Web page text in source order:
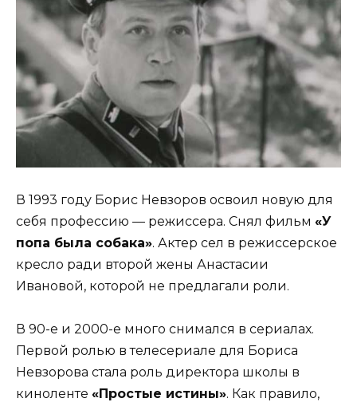
В 1993 году Борис Невзоров освоил новую для
себя профессию — режиссера. Снял фильм «У
попа была собака». Актер сел в режиссерское
кресло ради второй жены Анастасии
Ивановой, которой не предлагали роли.
В 90-е и 2000-е много снимался в сериалах.
Первой ролью в телесериале для Бориса
Невзорова стала роль директора школы в
киноленте «Простые истины». Как правило,